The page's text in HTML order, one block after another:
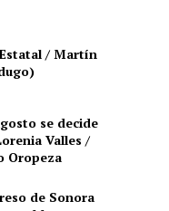
/ Martín
se decide
Valles /
Oropeza
de Sonora